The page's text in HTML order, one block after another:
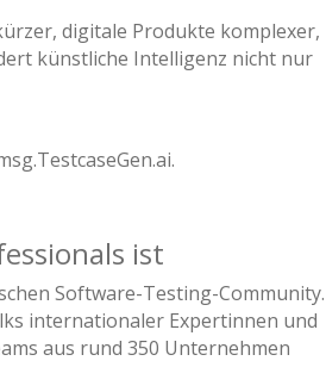
digitale Produkte komplexer,
künstliche Intelligenz nicht nur
ist
Software-Testing-Community.
internationaler Expertinnen und
aus rund 350 Unternehmen